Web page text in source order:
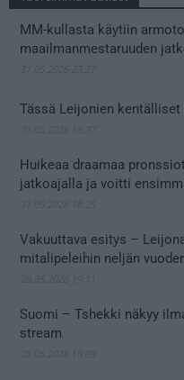
MM-kullasta käytiin
maailmanmestaruuden
Tässä Leijonien kentälliset
Huikeaa draamaa
jatkoajalla ja voitti
Vakuuttava esitys –
mitalipeleihin neljän
Suomi – Tshekki näkyy
stream